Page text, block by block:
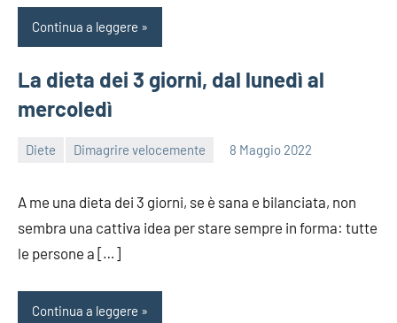
Continua a leggere
La dieta dei 3 giorni, dal lunedì al
mercoledì
Diete Dimagrire velocemente 8 Maggio 2022
A me una dieta dei 3 giorni, se è sana e bilanciata, non
sembra una cattiva idea per stare sempre in forma: tutte
le persone a […]
Continua a leggere